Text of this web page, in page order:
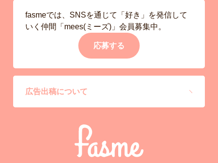
fasmeでは、SNSを通じて「好き」を発信して
いく仲間「mees(ミーズ)」会員募集中。
応募する
広告出稿について